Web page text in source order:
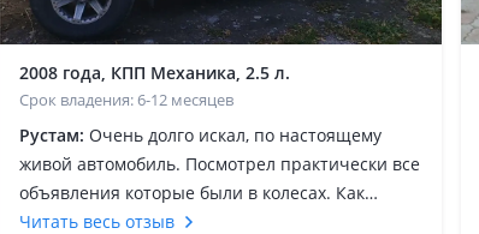
2008 года, КПП Механика, 2.5 л.
Срок владения: 6-12 месяцев
Рустам: Очень долго искал, по настоящему
живой автомобиль. Посмотрел практически все
объявления которые были в колесах. Как
всегда на фото вроде ничего а по факту убитые
Читать весь отзыв